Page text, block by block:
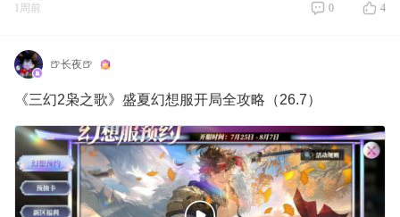
1周前 0 4
🍺长夜🍺
《三幻2枭之歌》盛夏幻想服开局全攻略（26.7）